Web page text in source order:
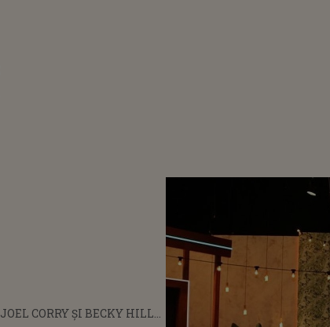
JOEL CORRY ȘI BECKY HILL